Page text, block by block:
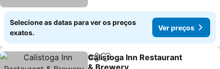
Selecione as datas para ver os preços
exatos.
Ver preços
PartilharAdicionar aos favoritos
Calistoga Inn Restaurant
& Brewery